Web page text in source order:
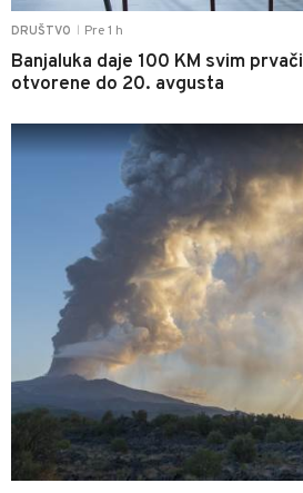
DRUŠTVO Pre 1 h
Banjaluka daje 100 KM svim
otvorene do 20. avgusta